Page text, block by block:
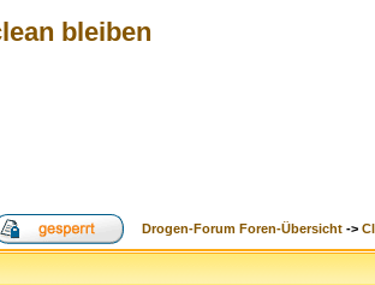
bleiben
Drogen-Forum Foren-Übersicht ->